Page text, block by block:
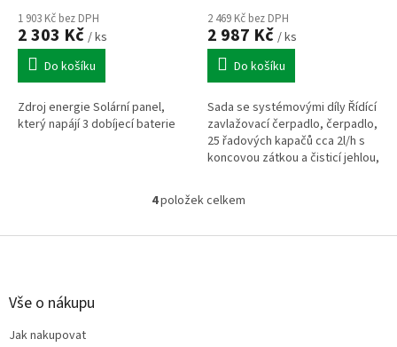
1 903 Kč bez DPH
2 303 Kč / ks
Do košíku
Zdroj energie Solární panel,
který napájí 3 dobíjecí baterie
2 469 Kč bez DPH
2 987 Kč / ks
Do košíku
Sada se systémovými díly Řídící
zavlažovací čerpadlo, čerpadlo,
25 řadových kapačů cca 2l/h s
koncovou zátkou a čisticí jehlou,
15 držáků trubky,...
O
l
4položek celkem
Z
Vše o nákupu
Jak nakupovat